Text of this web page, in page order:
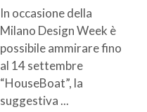
In occasione della
Milano Design Week è
possibile ammirare fino
al 14 settembre
“HouseBoat”, la
suggestiva ...